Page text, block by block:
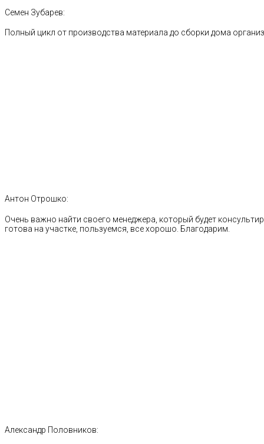
Семен Зубарев:
Полный цикл от производства материала до сборки дома
Антон Отрошко:
Очень важно найти своего менеджера, который будет
готова на участке, пользуемся, все хорошо. Благодарим.
Александр Половников: